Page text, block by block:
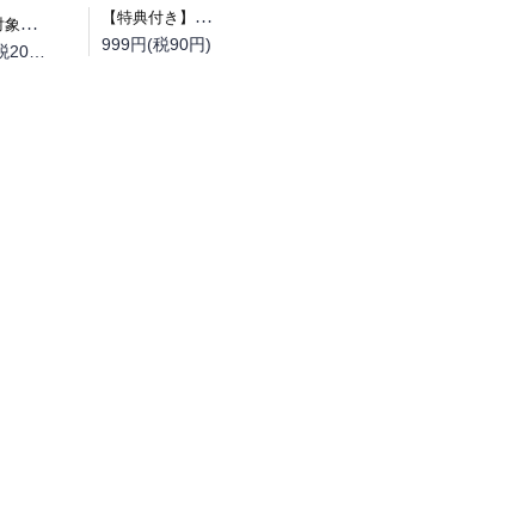
（フェア対象商品）【予約】【特典付き】オルクセン王国史~野蛮なオークの国は、如何にして平和なエルフの国を焼き払うに至ったか~ 7 小冊子付き特装版（08/12頃発送予定）
【特典付き】幼馴染同窓廻
999円(税90円)